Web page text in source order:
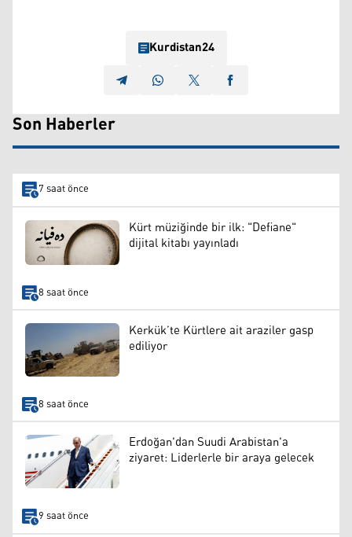
Kurdistan24
Son Haberler
7 saat önce
Kürt müziğinde bir ilk: "Defiane"
dijital kitabı yayınladı
8 saat önce
Kerkük’te Kürtlere ait araziler gasp
ediliyor
8 saat önce
Erdoğan'dan Suudi Arabistan'a
ziyaret: Liderlerle bir araya gelecek
9 saat önce